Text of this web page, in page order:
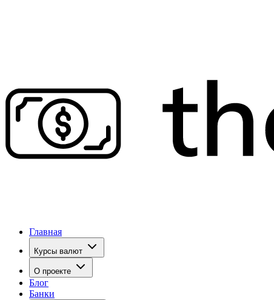
Главная
Курсы валют
О проекте
Блог
Банки